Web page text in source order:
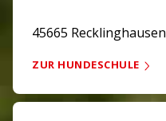
45665 Recklinghausen
ZUR HUNDESCHULE